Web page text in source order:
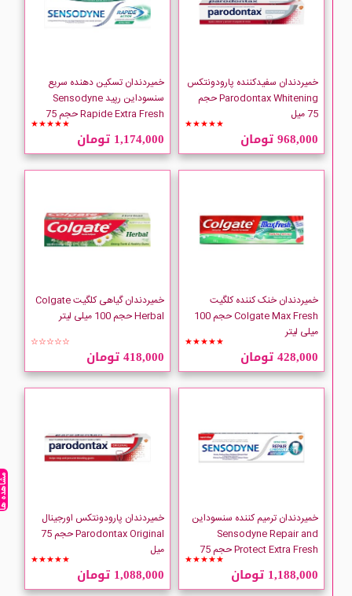
Kemphor
Macleans
MARVIS
MISSWAKE
Oral-B
Parodontax
Pasta Del Capitano
Pearl Drops
SENSODYNE
SWISH MAKEUP
Theramed
خمیردندان سفیدکننده پارودونتکس
Parodontax Whitening حجم
75 میل
★★★★★
968,000 تومان
خمیردندان تسکین دهنده سریع
سنسوداین رپید Sensodyne
Rapide Extra Fresh حجم 75
★★★★★
1,174,000 تومان
خمیردندان خنک کننده کلگیت
Colgate Max Fresh حجم 100
میلی لیتر
★★★★★
428,000 تومان
خمیردندان گیاهی کلگیت Colgate
Herbal حجم 100 میلی لیتر
☆☆☆☆☆
418,000 تومان
خمیردندان ترمیم کننده سنسوداین
Sensodyne Repair and
Protect Extra Fresh حجم 75
★★★★★
1,188,000 تومان
خمیردندان پارودونتکس اورجینال
Parodontax Original حجم 75
میل
★★★★★
1,088,000 تومان